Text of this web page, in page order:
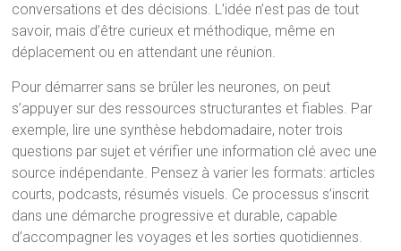
conversations et des décisions. L’idée n’est pas de tout
savoir, mais d’être curieux et méthodique, même en
déplacement ou en attendant une réunion.
Pour démarrer sans se brûler les neurones, on peut
s’appuyer sur des ressources structurantes et fiables. Par
exemple, lire une synthèse hebdomadaire, noter trois
questions par sujet et vérifier une information clé avec une
source indépendante. Pensez à varier les formats: articles
courts, podcasts, résumés visuels. Ce processus s’inscrit
dans une démarche progressive et durable, capable
d’accompagner les voyages et les sorties quotidiennes.